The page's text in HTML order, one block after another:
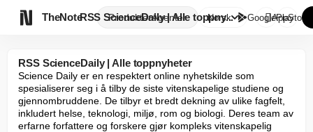
TheNote ProdukterAgenter
RSS ScienceDaily | Alle toppny...
Norsk GooglePlay
AppStore
RSS ScienceDaily | Alle toppnyheter
Science Daily er en respektert online nyhetskilde som
spesialiserer seg i å tilby de siste vitenskapelige studiene og
gjennombruddene. De tilbyr et bredt dekning av ulike fagfelt,
inkludert helse, teknologi, miljø, rom og biologi. Deres team av
erfarne forfattere og forskere gjør kompleks vitenskapelig